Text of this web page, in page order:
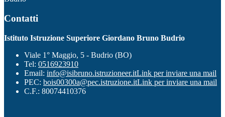
Contatti
Istituto Istruzione Superiore Giordano Bruno Budrio
Viale 1° Maggio, 5 - Budrio (BO)
Tel: 0516923910
Email: info@isibruno.istruzioneer.itLink per inviare una mail
PEC: bois00300a@pec.istruzione.itLink per inviare una mail
C.F.: 80074410376